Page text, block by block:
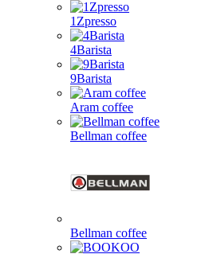
1Zpresso
4Barista
9Barista
Aram coffee
Bellman coffee
Bellman coffee